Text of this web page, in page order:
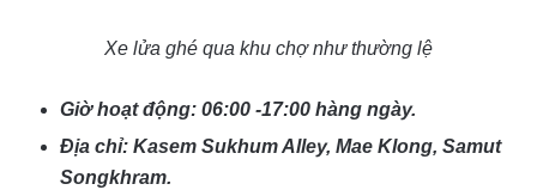
Xe lửa ghé qua khu chợ như thường lệ
Giờ hoạt động: 06:00 -17:00 hàng ngày.
Địa chỉ: Kasem Sukhum Alley, Mae Klong, Samut
Songkhram.